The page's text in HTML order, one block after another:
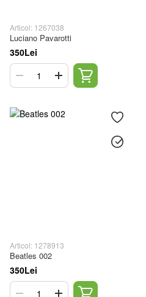
Articol: 1267038
Luciano Pavarotti
350Lei
Articol: 1278913
Beatles 002
350Lei